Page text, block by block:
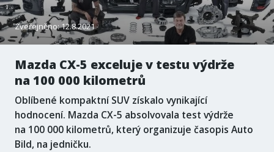
Zveřejněno: 12.8.2021
Mazda CX-5 exceluje v testu výdrže
na 100 000 kilometrů
Oblíbené kompaktní SUV získalo vynikající
hodnocení. Mazda CX-5 absolvovala test výdrže
na 100 000 kilometrů, který organizuje časopis Auto
Bild, na jedničku.